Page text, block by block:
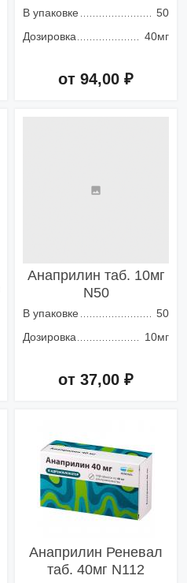
В упаковке
50
Дозировка
40мг
от 94,00 ₽
Анаприлин таб. 10мг
N50
В упаковке
50
Дозировка
10мг
от 37,00 ₽
Анаприлин Реневал
таб. 40мг N112